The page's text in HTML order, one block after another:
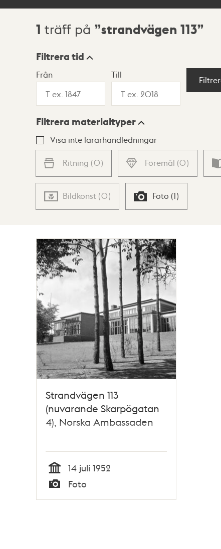
Sökresultat
1 träff på strandvägen 113
Visningsläge
Lista Karta
Filtrera tid
Från Till
Filtrera materialtyper
Visa inte lärarhandledningar
Ritning (0) Föremål (0)
Bildkonst (0) Foto (1)
Strandvägen 113
(nuvarande Skarpögatan
4), Norska Ambassaden
Tid
14 juli 1952
Typ
Foto